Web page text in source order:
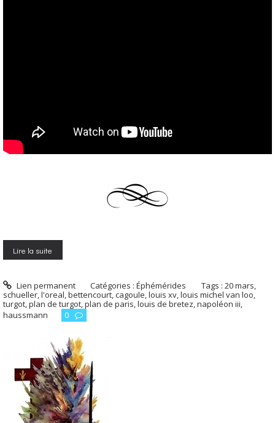
Lire la suite
Lien permanent Catégories :Éphémérides Tags :20 mars,
schueller,l'oreal,bettencourt,cagoule,louis xv,louis michel van loo,
turgot,plan de turgot,plan de paris,louis de bretez,napoléon iii,
haussmann
0